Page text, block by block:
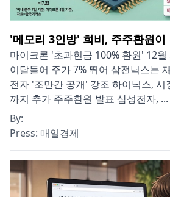
'메모리 3인방' 희비, 주주환원이
마이크론 '초과현금 100% 환원' 12
이달들어 주가 7% 뛰어 삼전닉스는
전자 '조만간 공개' 강조 하이닉스, 시
까지 추가 주주환원 발표 삼성전자, ...
By:
Press: 매일경제